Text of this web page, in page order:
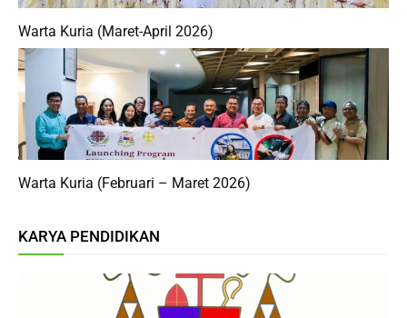
Warta Kuria (Maret-April 2026)
Warta Kuria (Februari – Maret 2026)
KARYA PENDIDIKAN